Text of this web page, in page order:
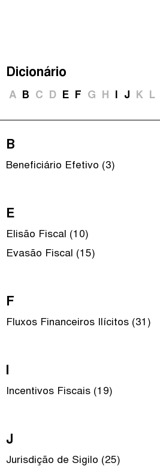
ببساطة
Unequal India
Dicionário
A B C D E F G H I J K L
B
Beneficiário Efetivo (3)
E
Elisão Fiscal (10)
Evasão Fiscal (15)
F
Fluxos Financeiros Ilícitos (31)
I
Incentivos Fiscais (19)
J
Jurisdição de Sigilo (25)